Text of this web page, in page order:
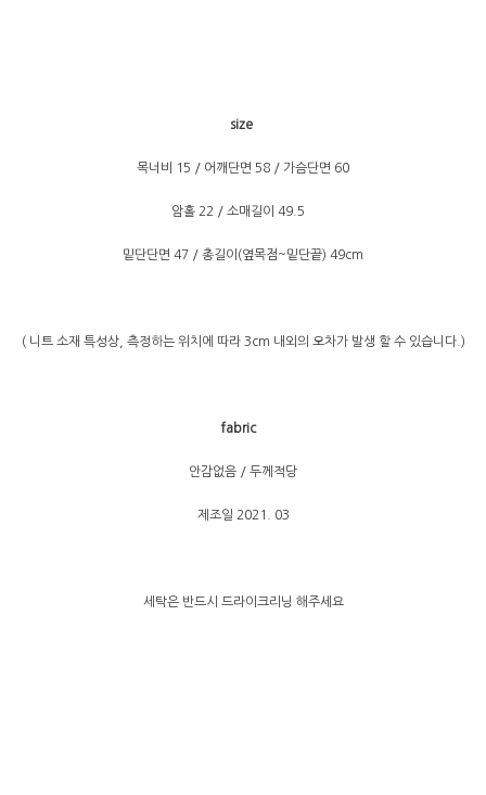
size
목너비 15 / 어깨단면 58 / 가슴단면 60
암홀 22 / 소매길이 49.5
밑단단면 47 / 총길이(옆목점~밑단끝) 49cm
( 니트 소재 특성상, 측정하는 위치에 따라 3cm 내외의 오차가 발생 할 수 있습니다.)
fabric
안감없음 / 두께적당
제조일 2021. 03
세탁은 반드시 드라이크리닝 해주세요